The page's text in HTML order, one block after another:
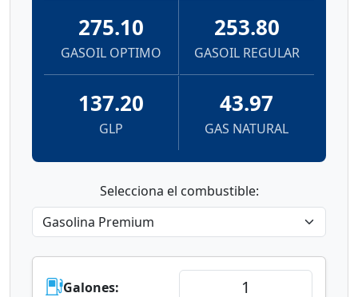
275.10
GASOIL OPTIMO
253.80
GASOIL REGULAR
137.20
GLP
43.97
GAS NATURAL
Selecciona el combustible:
Galones: